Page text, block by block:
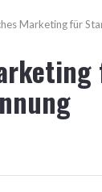
Marketing für